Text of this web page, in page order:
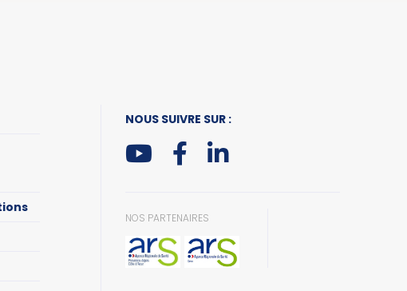
NOUS SUIVRE SUR :
NOS PARTENAIRES